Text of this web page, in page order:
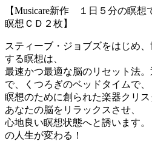
【Musicare新作 １日５分の瞑
瞑想ＣＤ２枚】
スティーブ・ジョブズをはじめ
する瞑想は、
最速かつ最適な脳のリセット法
で、くつろぎのベッドタイムで、
瞑想のために創られた楽器クリス
あなたの脳をリラックスさせ、
心地良い瞑想状態へと誘います
の人生が変わる！